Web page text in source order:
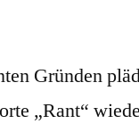
Gründen
„Rant“